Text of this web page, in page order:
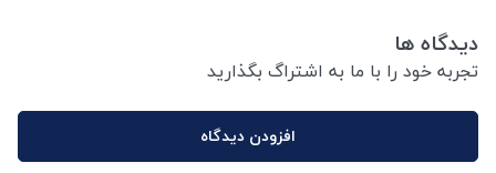
دیدگاه ها
تجربه خود را با ما به اشتراگ بگذارید
افزودن دیدگاه